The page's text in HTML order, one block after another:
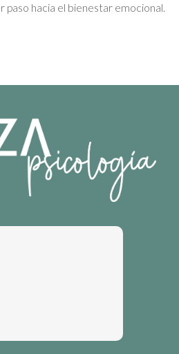
paso hacia el bienestar emocional.